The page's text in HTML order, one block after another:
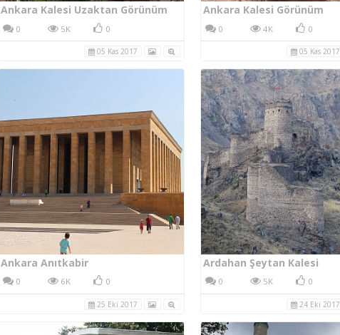
Ankara Kalesi Uzaktan Görünüm
0 5K 0
05 Kas 2017
Ankara Kalesi Görünüm
0 4K 0
05 Kas 2017
Ankara Anıtkabir
0 6K 0
25 Eki 2017
Ardahan Şeytan Kalesi
0 5K 0
24 Eki 2017